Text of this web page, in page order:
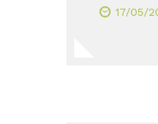
17/05/